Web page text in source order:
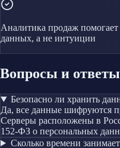
Аналитика продаж
данных, а не интуиции
Вопросы и ответы
Безопасно ли хранить
Да, все данные шифруются
Серверы расположены в
152-ФЗ о персональных
Сколько времени